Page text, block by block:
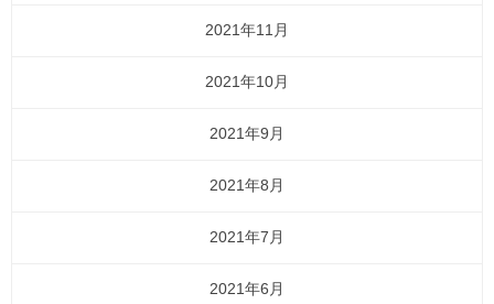
2021年11月
2021年10月
2021年9月
2021年8月
2021年7月
2021年6月